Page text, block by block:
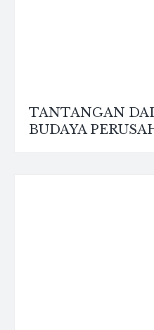
TANTANGAN
BUDAYA